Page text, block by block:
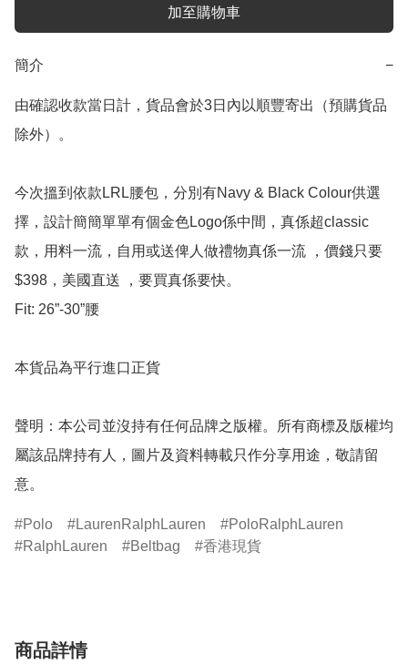
加至購物車
簡介 −
由確認收款當日計，貨品會於3日內以順豐寄出（預購貨品
除外）。
今次搵到依款LRL腰包，分別有Navy & Black Colour供選
擇，設計簡簡單單有個金色Logo係中間，真係超classic
款，用料一流，自用或送俾人做禮物真係一流 ，價錢只要
$398，美國直送 ，要買真係要快。
Fit: 26”-30”腰
本貨品為平行進口正貨
聲明：本公司並沒持有任何品牌之版權。所有商標及版權均
屬該品牌持有人，圖片及資料轉載只作分享用途，敬請留
意。
Polo LaurenRalphLauren
PoloRalphLauren
RalphLauren
Beltbag 香港現貨
商品詳情